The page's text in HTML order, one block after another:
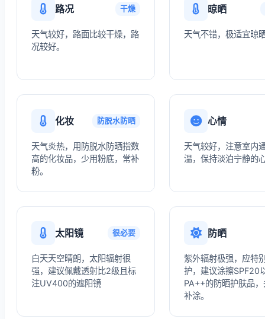
路况 干燥
天气较好，路面比较干燥，路
况较好。
晾晒
天气不错，极适宜晾
化妆 防脱水防晒
天气炎热，用防脱水防晒指数
高的化妆品，少用粉底，常补
粉。
心情
天气较好，注意室内
温，保持淡泊宁静的
太阳镜 很必要
白天天空晴朗，太阳辐射很
强，建议佩戴透射比2级且标
注UV400的遮阳镜
防晒
紫外辐射极强，应特
护，建议涂擦SPF20
PA++的防晒护肤品
补涂。